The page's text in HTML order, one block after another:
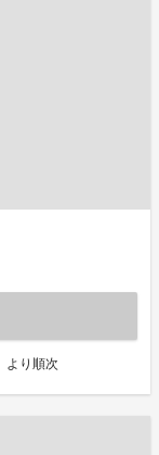
より順次